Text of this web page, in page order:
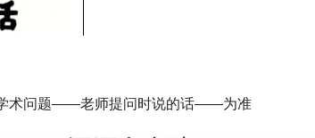
问题——老师提问时说的话——为准